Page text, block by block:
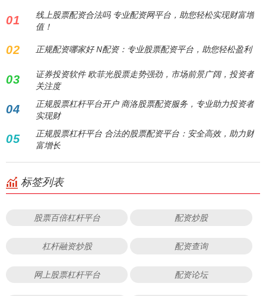
01
线上股票配资合法吗 专业配资网平台，助您轻松实现财富增
值！
02 正规配资哪家好 N配资：专业股票配资平台，助您轻松盈利
03
证券投资软件 欧菲光股票走势强劲，市场前景广阔，投资者
关注度
04
正规股票杠杆平台开户 商洛股票配资服务，专业助力投资者
实现财
05
正规股票杠杆平台 合法的股票配资平台：安全高效，助力财
富增长
标签列表
股票百倍杠杆平台 配资炒股
杠杆融资炒股 配资查询
网上股票杠杆平台 配资论坛